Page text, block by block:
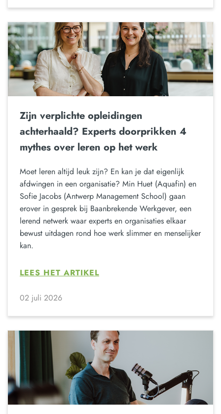
Zijn verplichte opleidingen
achterhaald? Experts doorprikken 4
mythes over leren op het werk
Moet leren altijd leuk zijn? En kan je dat eigenlijk
afdwingen in een organisatie? Min Huet (Aquafin) en
Sofie Jacobs (Antwerp Management School) gaan
erover in gesprek bij Baanbrekende Werkgever, een
lerend netwerk waar experts en organisaties elkaar
bewust uitdagen rond hoe werk slimmer en menselijker
kan.
LEES HET ARTIKEL
02 juli 2026